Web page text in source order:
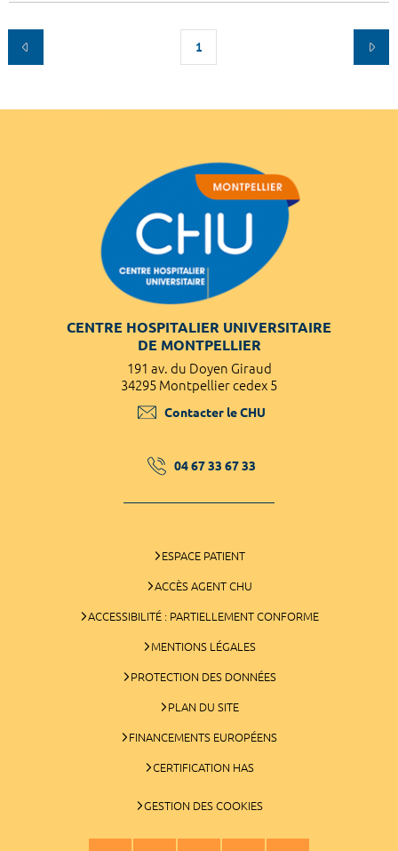
1
CENTRE HOSPITALIER UNIVERSITAIRE
DE MONTPELLIER
191 av. du Doyen Giraud
34295 Montpellier cedex 5
Contacter le CHU
04 67 33 67 33
ESPACE PATIENT
ACCÈS AGENT CHU
ACCESSIBILITÉ : PARTIELLEMENT CONFORME
MENTIONS LÉGALES
PROTECTION DES DONNÉES
PLAN DU SITE
FINANCEMENTS EUROPÉENS
CERTIFICATION HAS
GESTION DES COOKIES